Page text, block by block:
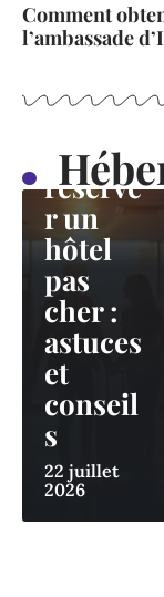
Comment
l’ambassade
HÉBERGEMENT
Meilleu
pour
réserve
r un
hôtel
pas
cher :
astuces
et
conseil
s
22 juillet
2026